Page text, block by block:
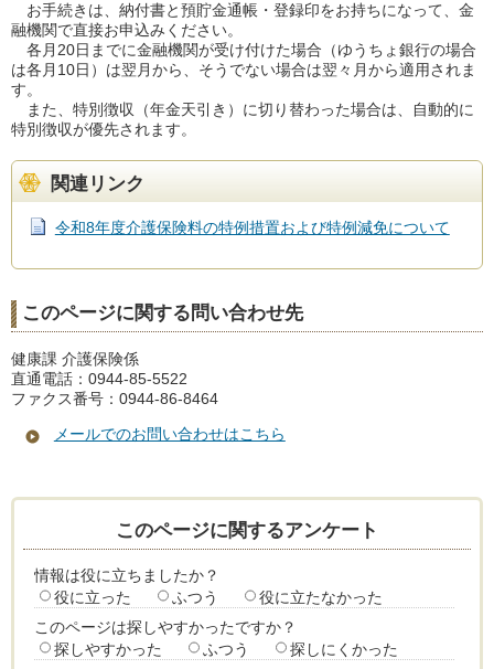
お手続きは、納付書と預貯金通帳・登録印をお持ちになって、金
融機関で直接お申込みください。
各月20日までに金融機関が受け付けた場合（ゆうちょ銀行の場合
は各月10日）は翌月から、そうでない場合は翌々月から適用されま
す。
また、特別徴収（年金天引き）に切り替わった場合は、自動的に
特別徴収が優先されます。
関連リンク
令和8年度介護保険料の特例措置および特例減免について
このページに関する問い合わせ先
健康課 介護保険係
直通電話：0944-85-5522
ファクス番号：0944-86-8464
メールでのお問い合わせはこちら
このページに関するアンケート
情報は役に立ちましたか？
役に立った
ふつう
役に立たなかった
このページは探しやすかったですか？
探しやすかった
ふつう
探しにくかった